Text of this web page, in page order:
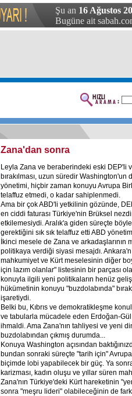
Şu an 16 Ağustos
Bugüne ait
Zana'dan sonra
Leyla Zana ve beraberindeki eski DEP'li
bırakılması, uzun süredir Washington'un
yönetimi, hiçbir zaman konuyu Avrupa
telaffuz etmedi, o kadar sahiplenmedi.
Ama bir çok ABD'li yetkilinin gözünde,
en ciddi faturası Türkiye'nin Brüksel
etkilemesiydi. Aralık'a giden süreçte
gerektiğini sık sık telaffuz etti ABD
İkinci mesele de Zana ve arkadaşlarının
politikaya verdiği siyasi mesajdı.
mahkumiyet ve Kürt meselesinin diğer
için lazım olanlar" listesinin bir parçası
konuyla ilgili yeni politikaların henüz
hükümetinin konuyu "buzdolabında"
işaretiydi.
Belki bu, Kıbrıs ve demokratikleşme
ve tabularla mücadele eden Erdoğan-
ihmaldi. Ama Zana'nın tahliyesi ve yeni
buzdolabından çıkmış durumda...
Konuya Washington açısından
bundan sonraki süreçte "tarih için"
biçimde lobi yapabilecek bir güç. Ya
karizması, kadın oluşu ve yıllar süren
Zana'nın Türkiye'deki Kürt hareketinin
sonra "meşru lideri" olabileceğinin de